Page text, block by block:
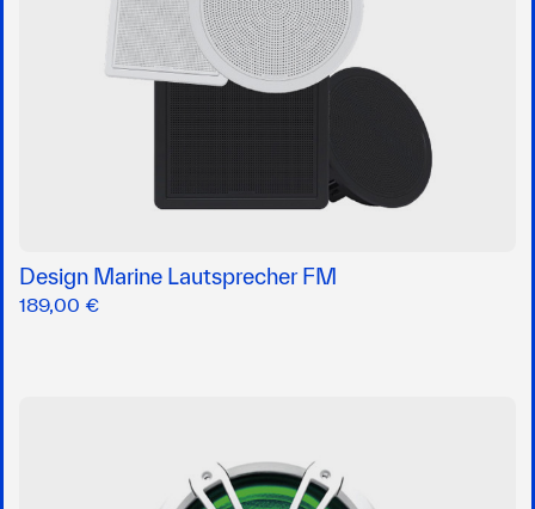
Design Marine Lautsprecher FM
189,00 €